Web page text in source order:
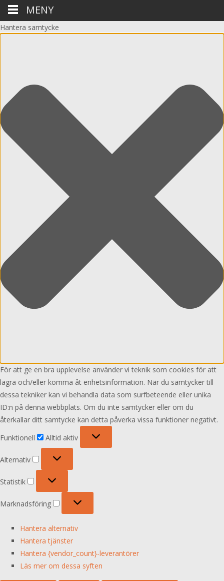
Hantera samtycke
För att ge en bra upplevelse använder vi teknik som cookies för att
lagra och/eller komma åt enhetsinformation. När du samtycker till
dessa tekniker kan vi behandla data som surfbeteende eller unika
ID:n på denna webbplats. Om du inte samtycker eller om du
återkallar ditt samtycke kan detta påverka vissa funktioner negativt.
Funktionell
Alltid aktiv
Alternativ
Statistik
Marknadsföring
Hantera alternativ
Hantera tjänster
Hantera {vendor_count}-leverantörer
Läs mer om dessa syften
MENY